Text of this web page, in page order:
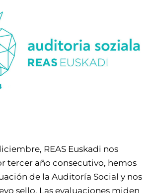
REAS Euskadi nos
tercer año consecutivo, hemos
de la Auditoría Social y nos
sello. Las evaluaciones miden